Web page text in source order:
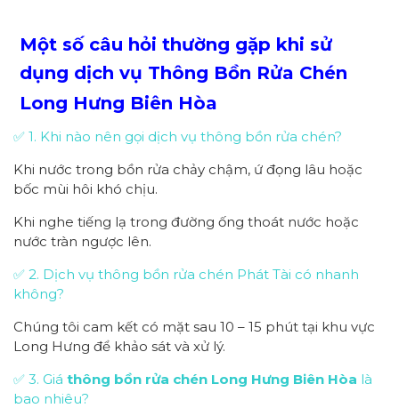
Một số câu hỏi thường gặp khi sử
dụng dịch vụ Thông Bồn Rửa Chén
Long Hưng Biên Hòa
✅ 1. Khi nào nên gọi dịch vụ thông bồn rửa chén?
Khi nước trong bồn rửa chảy chậm, ứ đọng lâu hoặc
bốc mùi hôi khó chịu.
Khi nghe tiếng lạ trong đường ống thoát nước hoặc
nước tràn ngược lên.
✅ 2. Dịch vụ thông bồn rửa chén Phát Tài có nhanh
không?
Chúng tôi cam kết có mặt sau 10 – 15 phút tại khu vực
Long Hưng để khảo sát và xử lý.
✅ 3. Giá thông bồn rửa chén Long Hưng Biên Hòa là
bao nhiêu?